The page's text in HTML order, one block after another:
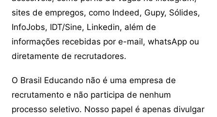
sites de empregos, como Indeed, Gupy, Sólides,
InfoJobs, IDT/Sine, Linkedin, além de
informações recebidas por e-mail, whatsApp ou
diretamente de recrutadores.
O Brasil Educando não é uma empresa de
recrutamento e não participa de nenhum
processo seletivo. Nosso papel é apenas divulgar